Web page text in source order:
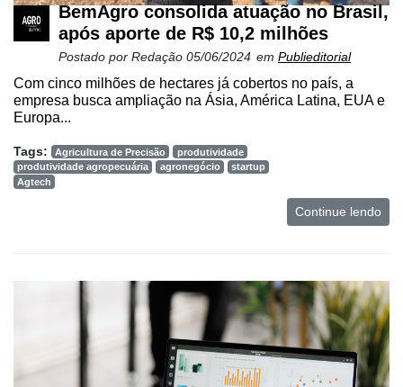
BemAgro consolida atuação no Brasil,
após aporte de R$ 10,2 milhões
Postado por Redação 05/06/2024 em Publieditorial
Com cinco milhões de hectares já cobertos no país, a
empresa busca ampliação na Ásia, América Latina, EUA e
Europa...
Tags: Agricultura de Precisão
produtividade
produtividade agropecuária
agronegócio
startup
Agtech
Continue lendo